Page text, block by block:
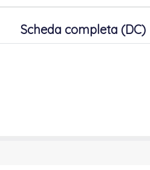
Scheda completa (DC)